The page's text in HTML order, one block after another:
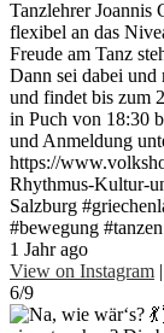
Tanzlehrer Joannis
flexibel an das
Freude am Tanz
Dann sei dabei
und findet bis zum
in Puch von 18:30
und Anmeldung
https://
Rhythmus-Kultur-
Salzburg
#bewegung
1 Jahr ago
View on Instagram |
6/9